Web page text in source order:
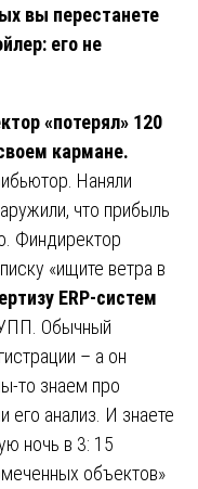
вы перестанете
его не
«потерял» 120
кармане.
Наняли
что прибыль
Финдиректор
«ищите ветра в
ERP-систем
УПП. Обычный
– а он
то знаем про
его анализ. И знаете
ночь в 3: 15
объектов»